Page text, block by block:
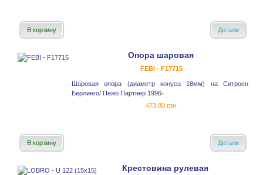
В корзину Детали
Опора шаровая
FEBI - F17715
Шаровая опора (диаметр конуса 18мм) на Ситроен
Берлинго/ Пежо Партнер 1996-
473.80 грн.
В корзину Детали
Крестовина рулевая